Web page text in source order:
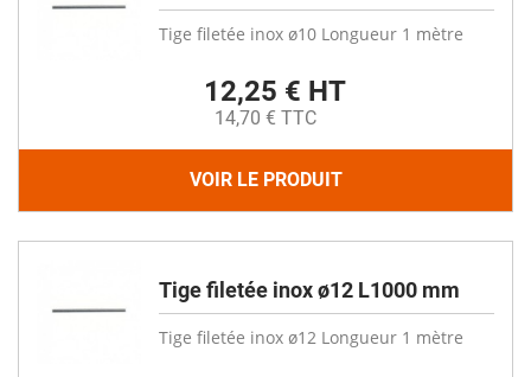
Tige filetée inox ø10 Longueur 1 mètre
12,25 € HT
14,70 € TTC
VOIR LE PRODUIT
Tige filetée inox ø12 L1000 mm
Tige filetée inox ø12 Longueur 1 mètre